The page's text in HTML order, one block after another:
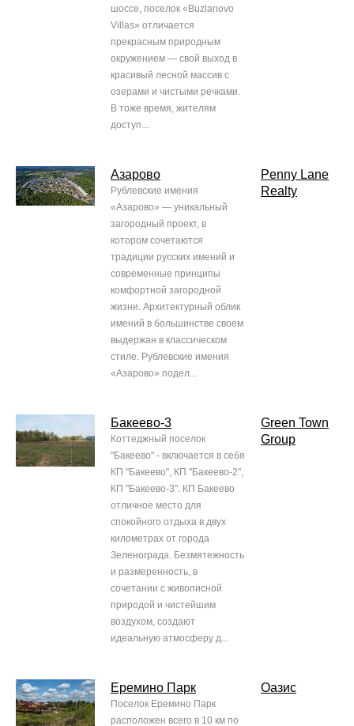
шоссе, поселок «Buzlanovo
Villas» отличается
прекрасным природным
окружением — свой выход в
красивый лесной массив с
озерами и чистыми речками.
В тоже время, жителям
доступ...
Азарово
Рублевские имения
«Азарово» — уникальный
загородный проект, в
котором сочетаются
традиции русских имений и
современные принципы
комфортной загородной
жизни. Архитектурный облик
имений в большинстве своем
выдержан в классическом
стиле. Рублевские имения
«Азарово» подел...
Penny Lane
Realty
Бакеево-3
Коттеджный поселок
"Бакеево" - включается в себя
КП "Бакеево", КП "Бакеево-2",
КП "Бакеево-3". КП Бакеево
отличное место для
спокойного отдыха в двух
километрах от города
Зеленограда. Безмятежность
и размеренность, в
сочетании с живописной
природой и чистейшим
воздухом, создают
идеальную атмосферу д...
Green Town
Group
Еремино Парк
Поселок Еремино Парк
расположен всего в 10 км по
Оазис